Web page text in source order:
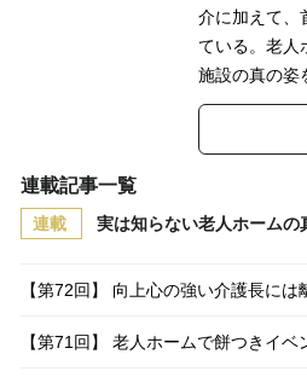
介に加えて、
ている。老人
施設の真の姿
連載記事一覧
連載 実は知らない老人ホームの
【第72回】 向上心の強い介護長に
【第71回】 老人ホームで餅つきイ